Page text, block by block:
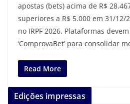
apostas (bets) acima de R$
superiores a R$ 5.000 em 31/12/
no IRPF 2026. Plataformas
‘ComprovaBet’ para consolidar
Read More
Edições impressas